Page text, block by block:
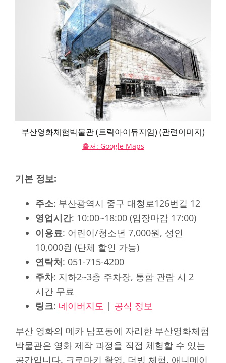
부산영화체험박물관 (트릭아이뮤지엄) (관련이미지)
출처: Google Maps
기본 정보:
주소: 부산광역시 중구 대청로126번길 12
영업시간: 10:00~18:00 (입장마감 17:00)
이용료: 어린이/청소년 7,000원, 성인
10,000원 (단체 할인 가능)
연락처: 051-715-4200
주차: 지하2~3층 주차장, 통합 관람 시 2
시간 무료
링크: 네이버지도 | 공식 정보
부산 영화의 메카 남포동에 자리한 부산영화체험
박물관은 영화 제작 과정을 직접 체험할 수 있는
공간입니다. 크로마키 촬영, 더빙 체험, 애니메이